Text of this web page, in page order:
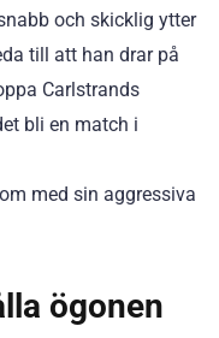
och skicklig ytter
till att han drar på
Carlstrands
bli en match i
med sin aggressiva
ögonen